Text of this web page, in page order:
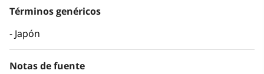
Términos genéricos
Japón
Notas de fuente